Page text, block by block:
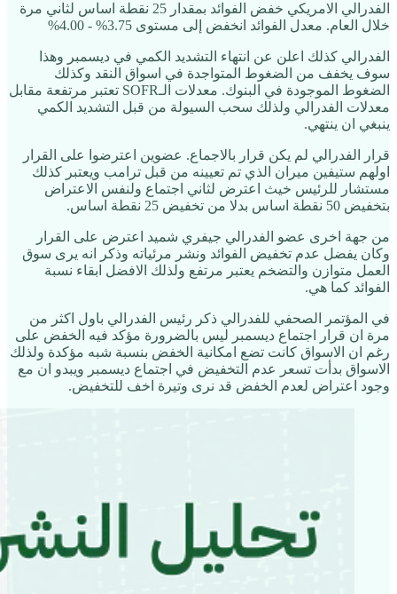
الفدرالي الامريكي خفض الفوائد بمقدار 25 نقطة اساس لثاني مرة
خلال العام. معدل الفوائد انخفض إلى مستوى 3.75% - 4.00%
الفدرالي كذلك اعلن عن انتهاء التشديد الكمي في ديسمبر وهذا
سوف يخفف من الضغوط المتواجدة في اسواق النقد وكذلك
الضغوط الموجودة في البنوك. معدلات الـSOFR تعتبر مرتفعة مقابل
معدلات الفدرالي ولذلك سحب السيولة من قبل التشديد الكمي
ينبغي ان ينتهي.
قرار الفدرالي لم يكن قرار بالاجماع. عضوين اعترضوا على القرار
اولهم ستيفين ميران الذي تم تعيينه من قبل ترامب ويعتبر كذلك
مستشار للرئيس خيث اعترض لثاني اجتماع ولنفس الاعتراض
بتخفيض 50 نقطة اساس بدلا من تخفيض 25 نقطة اساس.
من جهة اخرى عضو الفدرالي جيفري شميد اعترض على القرار
وكان يفضل عدم تخفيض الفوائد ونشر مرئياته وذكر انه يرى سوق
العمل متوازن والتضخم يعتبر مرتفع ولذلك الافضل ابقاء نسبة
الفوائد كما هي.
في المؤتمر الصحفي للفدرالي ذكر رئيس الفدرالي باول اكثر من
مرة ان قرار اجتماع ديسمبر ليس بالضرورة مؤكد فيه الخفض على
رغم ان الاسواق كانت تضع امكانية الخفض بنسبة شبه مؤكدة ولذلك
الاسواق بدأت تسعر عدم التخفيض في اجتماع ديسمبر ويبدو ان مع
وجود اعتراض لعدم الخفض قد نرى وتيرة اخف للتخفيض.